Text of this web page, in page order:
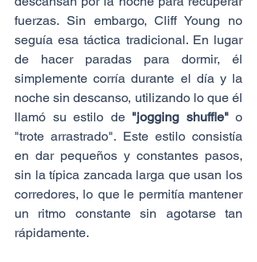
fuerzas. Sin embargo, Cliff Young no
seguía esa táctica tradicional. En lugar
de hacer paradas para dormir, él
simplemente corría durante el día y la
noche sin descanso, utilizando lo que él
llamó su estilo de "jogging shuffle" o
"trote arrastrado". Este estilo consistía
en dar pequeños y constantes pasos,
sin la típica zancada larga que usan los
corredores, lo que le permitía mantener
un ritmo constante sin agotarse tan
rápidamente.